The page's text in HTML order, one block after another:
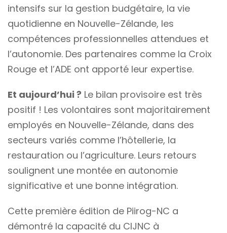
intensifs sur la gestion budgétaire, la vie
quotidienne en Nouvelle-Zélande, les
compétences professionnelles attendues et
l’autonomie. Des partenaires comme la Croix
Rouge et l’ADE ont apporté leur expertise.
Et aujourd’hui ? Le bilan provisoire est très
positif ! Les volontaires sont majoritairement
employés en Nouvelle-Zélande, dans des
secteurs variés comme l’hôtellerie, la
restauration ou l’agriculture. Leurs retours
soulignent une montée en autonomie
significative et une bonne intégration.
Cette première édition de Piirog-NC a
démontré la capacité du CIJNC à